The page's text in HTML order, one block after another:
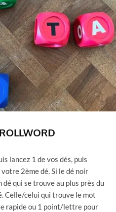
lancez 1 de vos dés, puis
2ème dé. Si le dé noir
dé qui se trouve au plus près du
Celle/celui qui trouve le mot
rapide ou 1 point/lettre pour